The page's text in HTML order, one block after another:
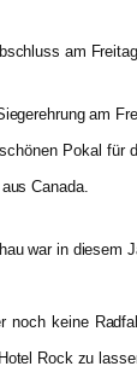
am
am
Pokal
Canada.
war in diesem
noch keine
Rock zu